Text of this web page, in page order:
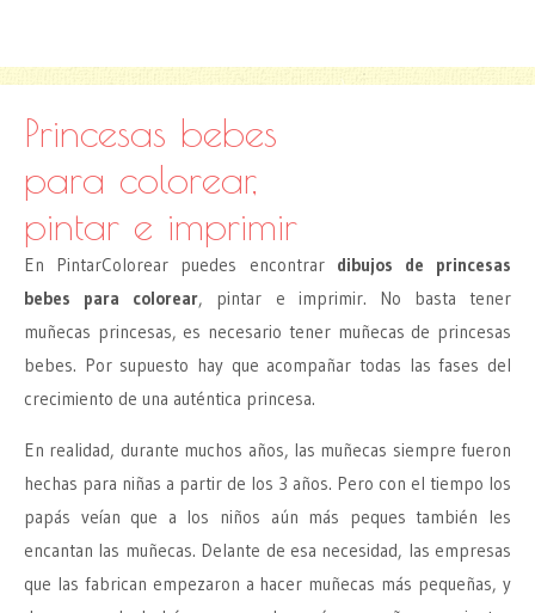
Princesas bebes
para colorear,
pintar e imprimir
En PintarColorear puedes encontrar dibujos de princesas
bebes para colorear, pintar e imprimir. No basta tener
muñecas princesas, es necesario tener muñecas de princesas
bebes. Por supuesto hay que acompañar todas las fases del
crecimiento de una auténtica princesa.
En realidad, durante muchos años, las muñecas siempre fueron
hechas para niñas a partir de los 3 años. Pero con el tiempo los
papás veían que a los niños aún más peques también les
encantan las muñecas. Delante de esa necesidad, las empresas
que las fabrican empezaron a hacer muñecas más pequeñas, y